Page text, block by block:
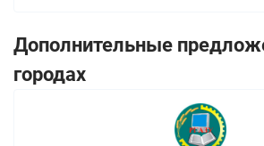
Дополнительные
городах